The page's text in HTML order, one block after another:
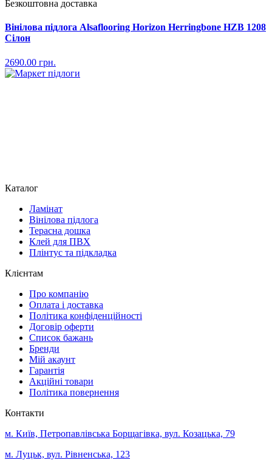
Безкоштовна доставка
Вінілова підлога Alsaflooring Horizon Herringbone HZB 1208
Сілон
2690.00 грн.
Каталог
Ламінат
Вінілова підлога
Терасна дошка
Клей для ПВХ
Плінтус та підкладка
Клієнтам
Про компанію
Оплата і доставка
Політика конфіденційності
Договір оферти
Список бажань
Бренди
Мій акаунт
Гарантія
Акційні товари
Політика повернення
Контакти
м. Київ, Петропавлівська Борщагівка, вул. Козацька, 79
м. Луцьк, вул. Рівненська, 123